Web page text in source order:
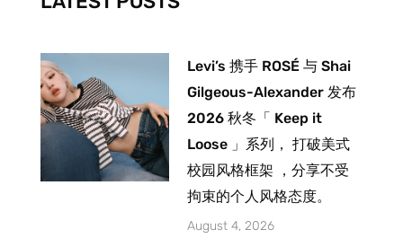
f
Levi’s 携手 ROSÉ 与 Shai
Gilgeous-Alexander 发布
2026 秋冬「 Keep it
Loose 」系列， 打破美式
校园风格框架 ，分享不受
拘束的个人风格态度。
August 4, 2026